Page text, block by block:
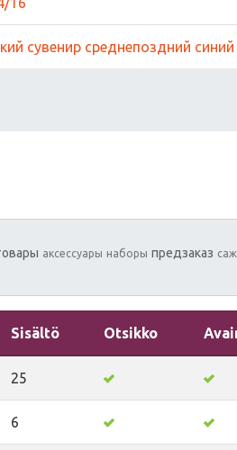
сувенир среднепоздний синий
аксессуары наборы предзаказ
Sisältö Otsikko
25
6